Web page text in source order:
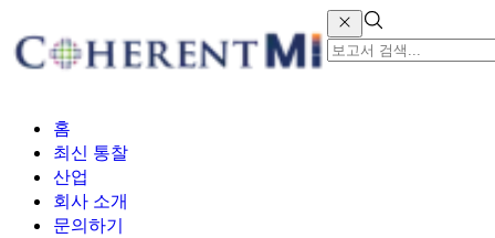
홈
최신 통찰
산업
회사 소개
문의하기